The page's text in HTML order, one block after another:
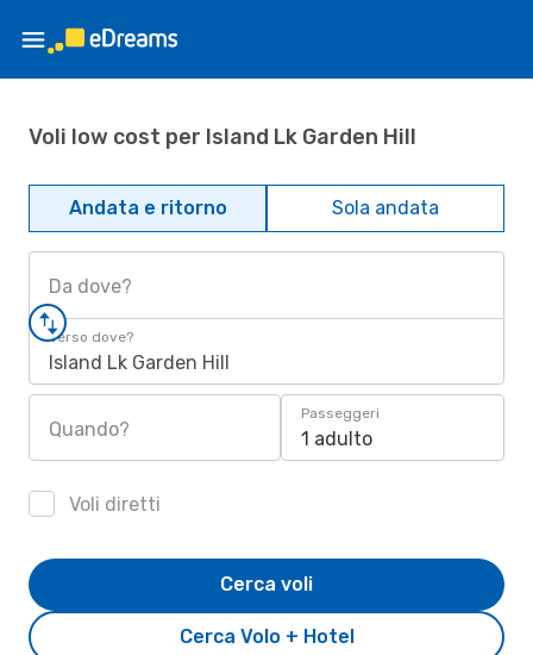
Voli low cost per Island Lk Garden Hill
Andata e ritorno Sola andata
Da dove?
Verso dove?
Island Lk Garden Hill
Quando?
Passeggeri
1 adulto
Voli diretti
Cerca Volo + Hotel
Cerca voli